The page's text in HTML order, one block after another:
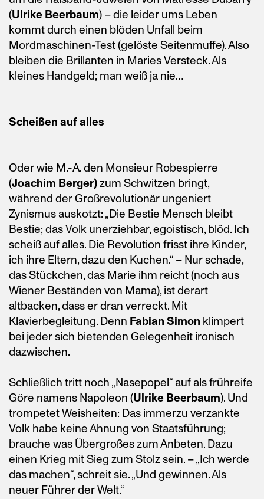
(Ulrike Beerbaum) – die leider ums Leben
kommt durch einen blöden Unfall beim
Mordmaschinen-Test (gelöste Seitenmuffe). Also
bleiben die Brillanten in Maries Versteck. Als
kleines Handgeld; man weiß ja nie…
Scheißen auf alles
Oder wie M.-A. den Monsieur Robespierre
(Joachim Berger)zum Schwitzen bringt,
während der Großrevolutionär ungeniert
Zynismus auskotzt: „Die Bestie Mensch bleibt
Bestie; das Volk unerziehbar, egoistisch, blöd. Ich
scheiß auf alles. Die Revolution frisst ihre Kinder,
ich ihre Eltern, dazu den Kuchen.“ – Nur schade,
das Stückchen, das Marie ihm reicht (noch aus
Wiener Beständen von Mama), ist derart
altbacken, dass er dran verreckt. Mit
Klavierbegleitung. Denn Fabian Simon klimpert
bei jeder sich bietenden Gelegenheit ironisch
dazwischen.
Schließlich tritt noch „Nasepopel“ auf als frühreife
Göre namens Napoleon (Ulrike Beerbaum). Und
trompetet Weisheiten: Das immerzu verzankte
Volk habe keine Ahnung von Staatsführung;
brauche was Übergroßes zum Anbeten. Dazu
einen Krieg mit Sieg zum Stolz sein. – „Ich werde
das machen“, schreit sie. „Und gewinnen. Als
neuer Führer der Welt.“